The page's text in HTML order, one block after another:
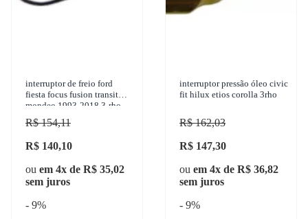
interruptor de freio ford
fiesta focus fusion transit
mondeo 1993-2018 3-rho -
423
R$ 154,11
R$ 140,10
ou em 4x de R$ 35,02
sem juros
- 9%
interruptor pressão óleo civic
fit hilux etios corolla 3rho
R$ 162,03
R$ 147,30
ou em 4x de R$ 36,82
sem juros
- 9%